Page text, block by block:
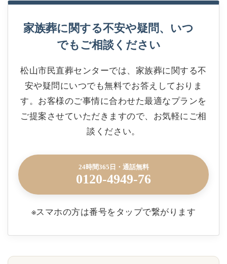
家族葬に関する不安や疑問、いつ
でもご相談ください
松山市民直葬センターでは、家族葬に関する不
安や疑問にいつでも無料でお答えしておりま
す。お客様のご事情に合わせた最適なプランを
ご提案させていただきますので、お気軽にご相
談ください。
24時間365日・通話無料
0120-4949-76
※スマホの方は番号をタップで繋がります